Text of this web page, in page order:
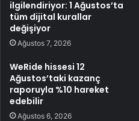
ilgilendiriyor: 1 Ağustos’ta
tüm dijital kurallar
değişiyor
Ağustos 7, 2026
WeRide hissesi 12
Ağustos’taki kazanç
raporuyla %10 hareket
edebilir
Ağustos 6, 2026